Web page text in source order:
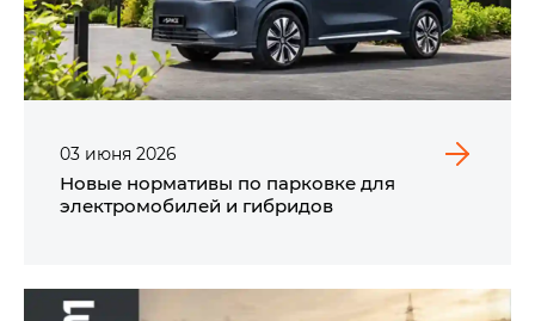
03 июня 2026
Новые нормативы по парковке для
электромобилей и гибридов